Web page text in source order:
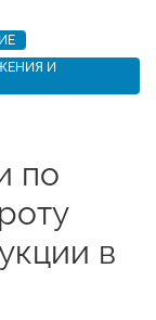
И
по
в